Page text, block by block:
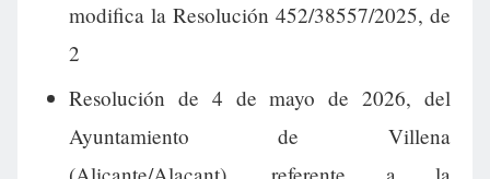
modifica la Resolución 452/38557/2025, de
2
Resolución de 4 de mayo de 2026, del
Ayuntamiento de Villena